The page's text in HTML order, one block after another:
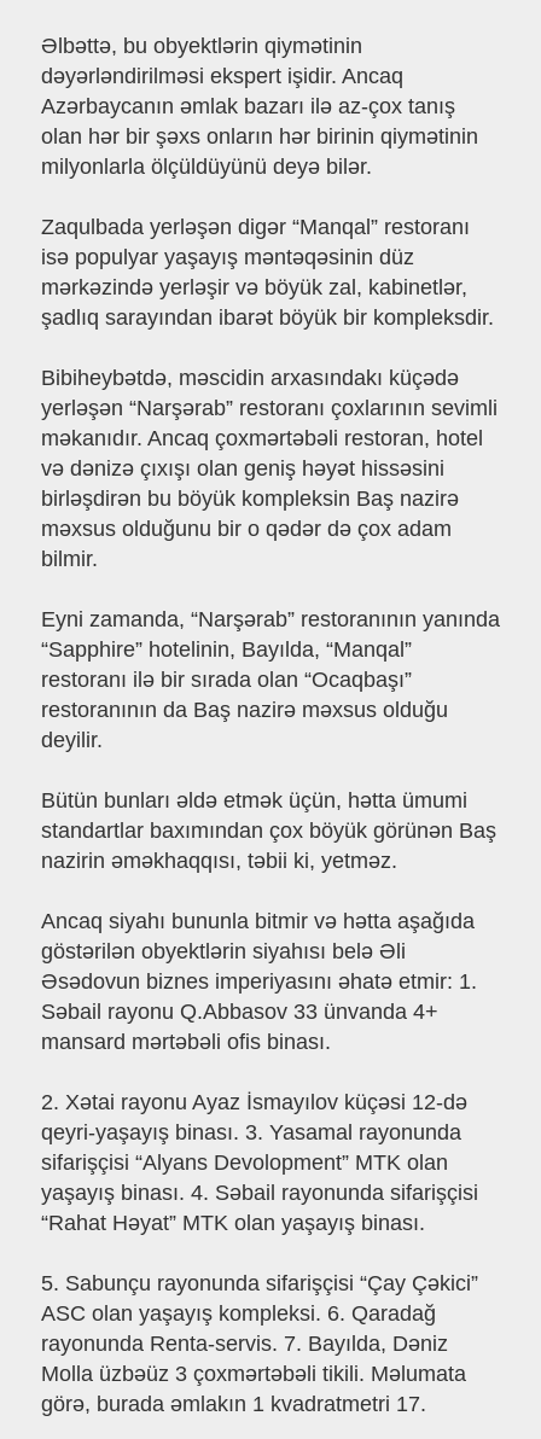
Əlbəttə, bu obyektlərin qiymətinin
dəyərləndirilməsi ekspert işidir. Ancaq
Azərbaycanın əmlak bazarı ilə az-çox tanış
olan hər bir şəxs onların hər birinin qiymətinin
milyonlarla ölçüldüyünü deyə bilər.
Zaqulbada yerləşən digər “Manqal” restoranı
isə populyar yaşayış məntəqəsinin düz
mərkəzində yerləşir və böyük zal, kabinetlər,
şadlıq sarayından ibarət böyük bir kompleksdir.
Bibiheybətdə, məscidin arxasındakı küçədə
yerləşən “Narşərab” restoranı çoxlarının sevimli
məkanıdır. Ancaq çoxmərtəbəli restoran, hotel
və dənizə çıxışı olan geniş həyət hissəsini
birləşdirən bu böyük kompleksin Baş nazirə
məxsus olduğunu bir o qədər də çox adam
bilmir.
Eyni zamanda, “Narşərab” restoranının yanında
“Sapphire” hotelinin, Bayılda, “Manqal”
restoranı ilə bir sırada olan “Ocaqbaşı”
restoranının da Baş nazirə məxsus olduğu
deyilir.
Bütün bunları əldə etmək üçün, hətta ümumi
standartlar baxımından çox böyük görünən Baş
nazirin əməkhaqqısı, təbii ki, yetməz.
Ancaq siyahı bununla bitmir və hətta aşağıda
göstərilən obyektlərin siyahısı belə Əli
Əsədovun biznes imperiyasını əhatə etmir: 1.
Səbail rayonu Q.Abbasov 33 ünvanda 4+
mansard mərtəbəli ofis binası.
2. Xətai rayonu Ayaz İsmayılov küçəsi 12-də
qeyri-yaşayış binası. 3. Yasamal rayonunda
sifarişçisi “Alyans Devolopment” MTK olan
yaşayış binası. 4. Səbail rayonunda sifarişçisi
“Rahat Həyat” MTK olan yaşayış binası.
5. Sabunçu rayonunda sifarişçisi “Çay Çəkici”
ASC olan yaşayış kompleksi. 6. Qaradağ
rayonunda Renta-servis. 7. Bayılda, Dəniz
Molla üzbəüz 3 çoxmərtəbəli tikili. Məlumata
görə, burada əmlakın 1 kvadratmetri 17.